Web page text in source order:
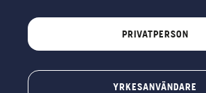
PRIVATPERSON
YRKESANVÄNDARE